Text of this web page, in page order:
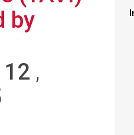
by
12 ,